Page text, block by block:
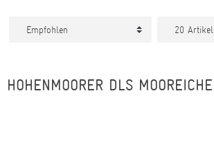
HOHENMOORER DLS MOOREICHE